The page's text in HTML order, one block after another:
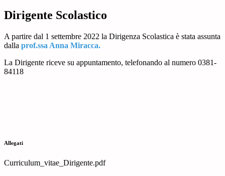
Dirigente Scolastico
A partire dal 1 settembre 2022 la Dirigenza Scolastica è stata assunta
dalla prof.ssa Anna Miracca.
La Dirigente riceve su appuntamento, telefonando al numero 0381-
84118
Allegati
Curriculum_vitae_Dirigente.pdf